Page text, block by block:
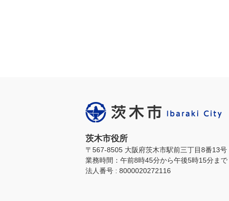
茨木市役所
〒567-8505 大阪府茨木市駅前三丁目8番13号
業務時間：午前8時45分から午後5時15分まで
法人番号 : 8000020272116